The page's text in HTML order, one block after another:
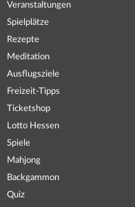
Veranstaltungen
Spielplätze
Rezepte
Meditation
Ausflugsziele
Freizeit-Tipps
Ticketshop
Lotto Hessen
Spiele
Mahjong
Backgammon
Quiz